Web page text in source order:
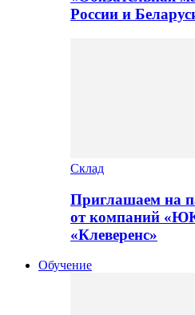
России и
Склад
Приглашаем на
от компаний
«Клеверенс»
Обучение